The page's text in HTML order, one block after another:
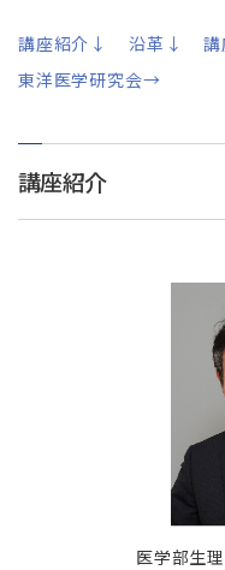
講座紹介↓ 沿革↓
東洋医学研究会→
講座紹介
医学部生